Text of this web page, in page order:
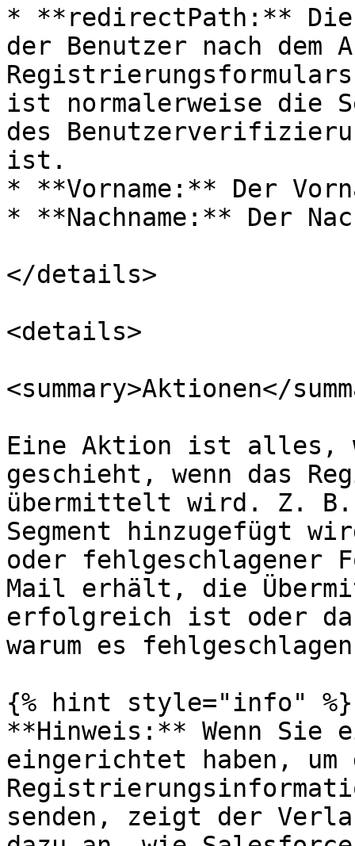
* **redirectPath:**
der Benutzer nach dem
ist normalerweise die
des
ist.
* **Vorname:** Der
* **Nachname:** Der
</details>
<details>
<summary>Aktionen</
Eine Aktion ist alles,
geschieht, wenn das
übermittelt wird. Z. B.
Segment hinzugefügt
oder fehlgeschlagener
Mail erhält, die
erfolgreich ist oder
warum es
{% hint style="info" %}
**Hinweis:** Wenn Sie
eingerichtet haben, um
senden, zeigt der